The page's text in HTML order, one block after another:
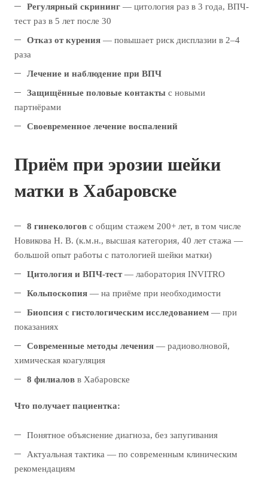
Регулярный скрининг — цитология раз в 3 года, ВПЧ-
тест раз в 5 лет после 30
Отказ от курения — повышает риск дисплазии в 2–4
раза
Лечение и наблюдение при ВПЧ
Защищённые половые контакты с новыми
партнёрами
Своевременное лечение воспалений
Приём при эрозии шейки
матки в Хабаровске
8 гинекологов с общим стажем 200+ лет, в том числе
Новикова Н. В. (к.м.н., высшая категория, 40 лет стажа —
большой опыт работы с патологией шейки матки)
Цитология и ВПЧ-тест— лаборатория INVITRO
Кольпоскопия — на приёме при необходимости
Биопсия с гистологическим исследованием — при
показаниях
Современные методы лечения — радиоволновой,
химическая коагуляция
8 филиалов в Хабаровске
Что получает пациентка:
Понятное объяснение диагноза, без запугивания
Актуальная тактика — по современным клиническим
рекомендациям